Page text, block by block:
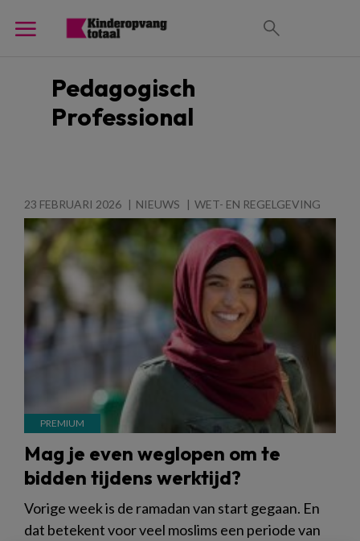
Pedagogisch
Professional
23 FEBRUARI 2026 NIEUWS WET- EN REGELGEVING
Mag je even weglopen om te
bidden tijdens werktijd?
Vorige week is de ramadan van start gegaan. En
dat betekent voor veel moslims een periode van